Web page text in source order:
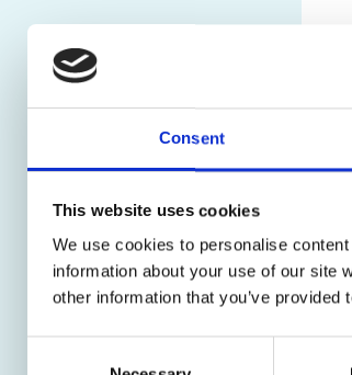
Consent
This website uses cookies
We use cookies to personalise
information about your use of our site
other information that you’ve